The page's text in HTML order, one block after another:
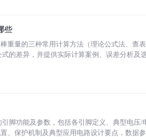
些
重量的三种常用计算方法（理论公式法、查
式的差异，并提供实际计算案例、误差分析及
引脚功能及参数，包括各引脚定义、典型电压
、保护机制及典型应用电路设计要点，数据